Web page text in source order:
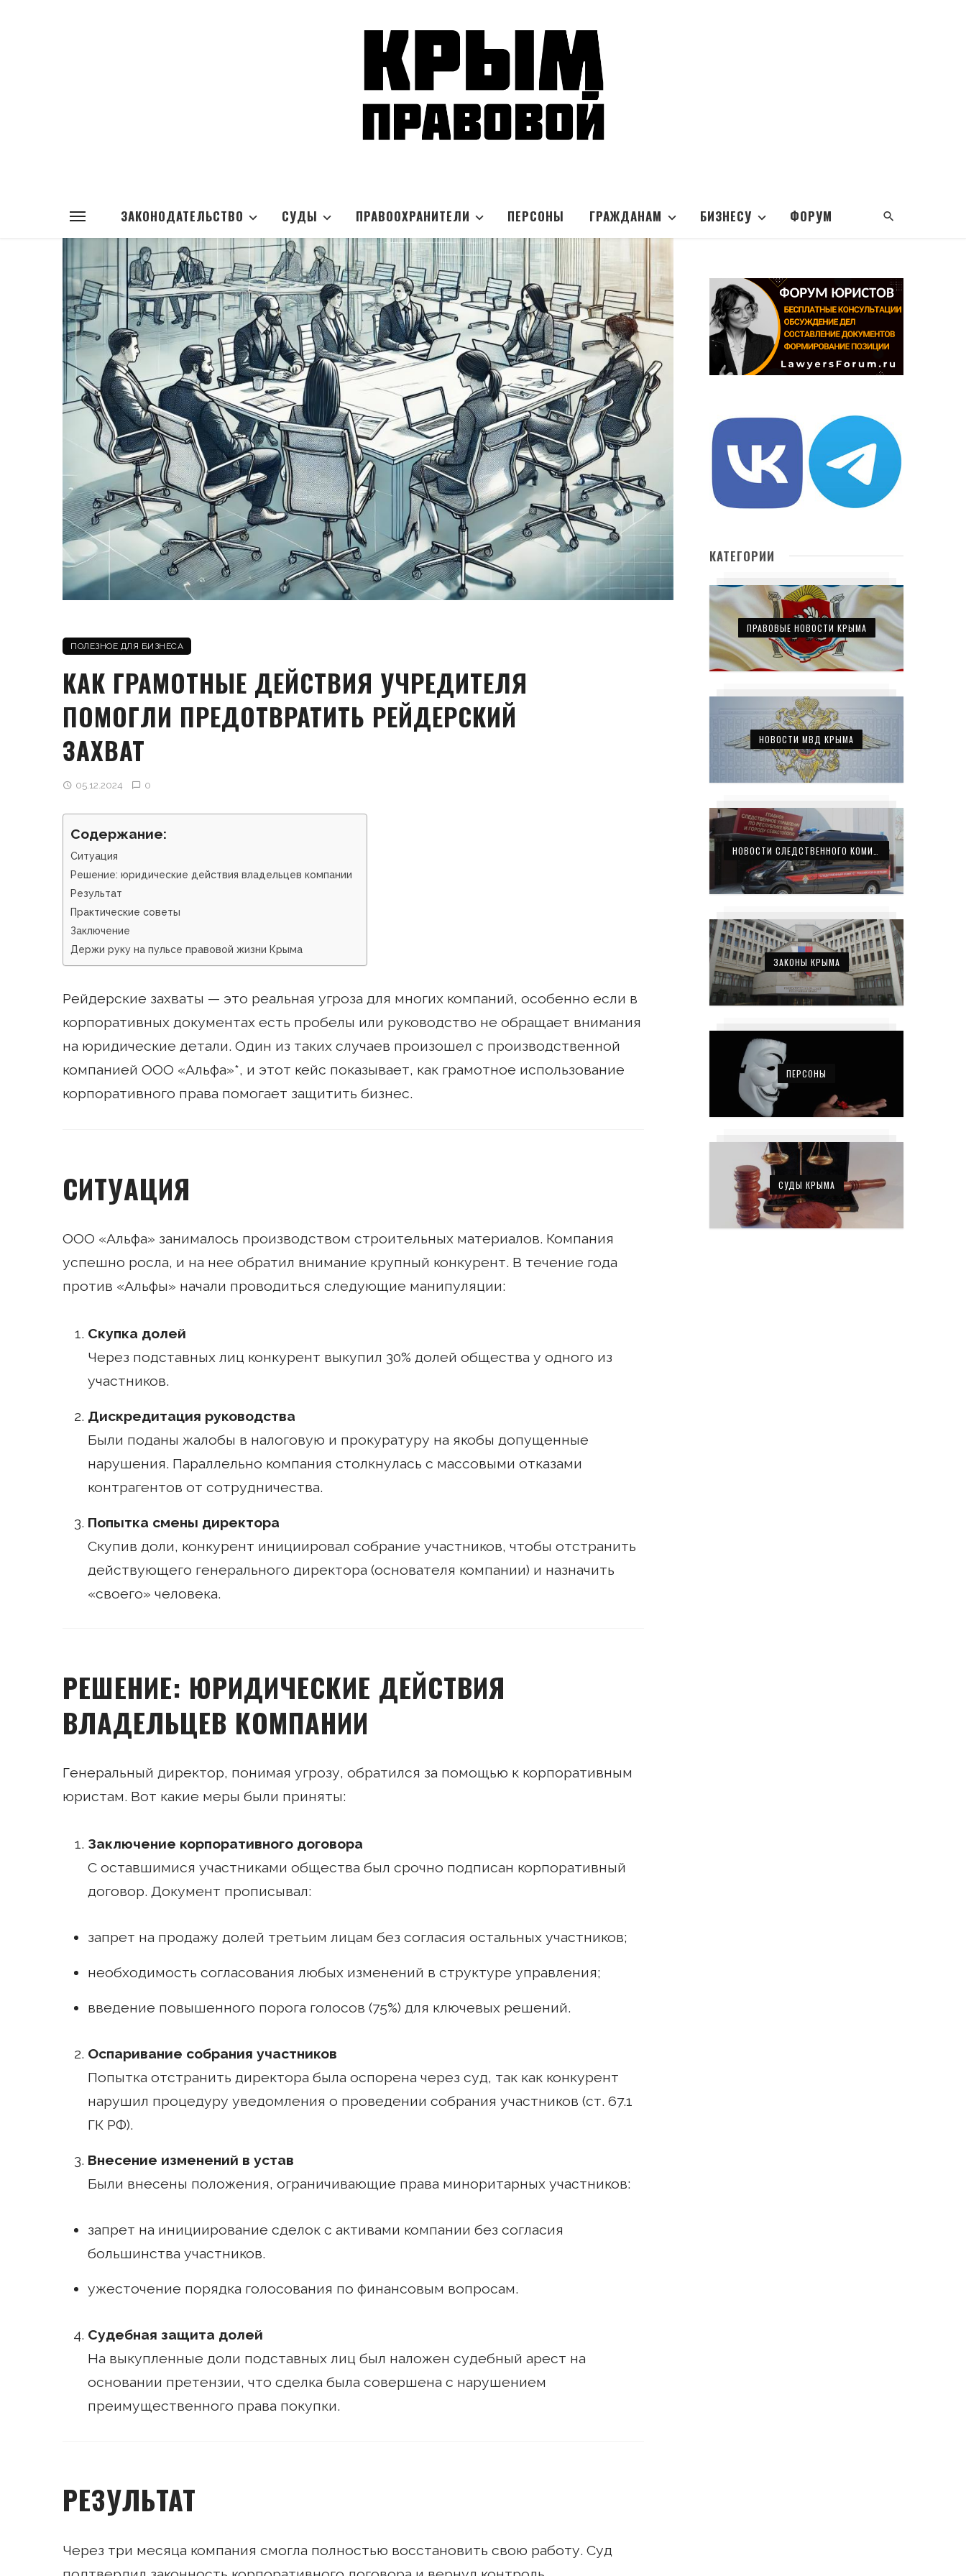
ЗАКОНОДАТЕЛЬСТВО СУДЫ ПРАВООХРАНИТЕЛИ ПЕРСОНЫ ГРАЖДАНАМ БИЗНЕСУ ФОРУМ
ПОЛЕЗНОЕ ДЛЯ БИЗНЕСА
КАК ГРАМОТНЫЕ ДЕЙСТВИЯ УЧРЕДИТЕЛЯ
ПОМОГЛИ ПРЕДОТВРАТИТЬ РЕЙДЕРСКИЙ
ЗАХВАТ
05.12.2024 0
Содержание:
Ситуация
Решение: юридические действия владельцев компании
Результат
Практические советы
Заключение
Держи руку на пульсе правовой жизни Крыма
Рейдерские захваты — это реальная угроза для многих компаний, особенно если в
корпоративных документах есть пробелы или руководство не обращает внимания
на юридические детали. Один из таких случаев произошел с производственной
компанией ООО «Альфа»*, и этот кейс показывает, как грамотное использование
корпоративного права помогает защитить бизнес.
СИТУАЦИЯ
ООО «Альфа» занималось производством строительных материалов. Компания
успешно росла, и на нее обратил внимание крупный конкурент. В течение года
против «Альфы» начали проводиться следующие манипуляции:
Скупка долей
Через подставных лиц конкурент выкупил 30% долей общества у одного из
участников.
Дискредитация руководства
Были поданы жалобы в налоговую и прокуратуру на якобы допущенные
нарушения. Параллельно компания столкнулась с массовыми отказами
контрагентов от сотрудничества.
Попытка смены директора
Скупив доли, конкурент инициировал собрание участников, чтобы отстранить
действующего генерального директора (основателя компании) и назначить
«своего» человека.
РЕШЕНИЕ: ЮРИДИЧЕСКИЕ ДЕЙСТВИЯ
ВЛАДЕЛЬЦЕВ КОМПАНИИ
Генеральный директор, понимая угрозу, обратился за помощью к корпоративным
юристам. Вот какие меры были приняты:
Заключение корпоративного договора
С оставшимися участниками общества был срочно подписан корпоративный
договор. Документ прописывал:
запрет на продажу долей третьим лицам без согласия остальных участников;
необходимость согласования любых изменений в структуре управления;
введение повышенного порога голосов (75%) для ключевых решений.
Оспаривание собрания участников
Попытка отстранить директора была оспорена через суд, так как конкурент
нарушил процедуру уведомления о проведении собрания участников (ст. 67.1
ГК РФ).
Внесение изменений в устав
Были внесены положения, ограничивающие права миноритарных участников:
запрет на инициирование сделок с активами компании без согласия
большинства участников.
ужесточение порядка голосования по финансовым вопросам.
Судебная защита долей
На выкупленные доли подставных лиц был наложен судебный арест на
основании претензии, что сделка была совершена с нарушением
преимущественного права покупки.
РЕЗУЛЬТАТ
Через три месяца компания смогла полностью восстановить свою работу. Суд
КАТЕГОРИИ
ПРАВОВЫЕ НОВОСТИ КРЫМА
НОВОСТИ МВД КРЫМА
ЗАКОНЫ КРЫМА
ПЕРСОНЫ
СУДЫ КРЫМА